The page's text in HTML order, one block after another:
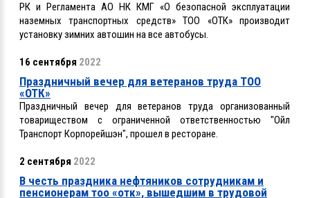
РК и Регламента АО НК КМГ «О безопасной эксплуатации
наземных транспортных средств» ТОО «ОТК» производит
установку зимних автошин на все автобусы.
16 сентября 2022
Праздничный вечер для ветеранов труда ТОО
«ОТК»
Праздничный вечер для ветеранов труда организованный
товариществом с ограниченной ответственностью "Ойл
Транспорт Корпорейшэн", прошел в ресторане.
2 сентября 2022
В честь праздника нефтяников сотрудникам и
пенсионерам тоо «отк», вышедшим в трудовой